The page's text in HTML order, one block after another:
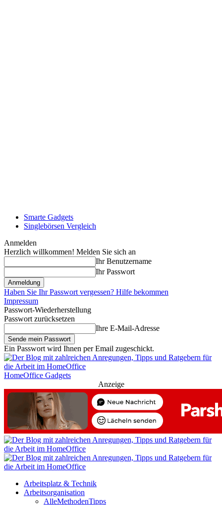
Smarte Gadgets
Singlebörsen Vergleich
Anmelden
Herzlich willkommen! Melden Sie sich an
Ihr Benutzername
Ihr Passwort
Haben Sie Ihr Passwort vergessen? Hilfe bekommen
Impressum
Passwort-Wiederherstellung
Passwort zurücksetzen
Ihre E-Mail-Adresse
Ein Passwort wird Ihnen per Email zugeschickt.
HomeOffice Gadgets
Anzeige
Arbeitsplatz & Technik
Arbeitsorganisation
AlleMethodenTipps